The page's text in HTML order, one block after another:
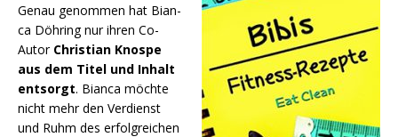
Genau genom­men hat Bian­
ca Döh­ring nur ihren Co-
Autor Chris­ti­an Knos­pe
aus dem Titel und Inhalt
ent­sorgt. Bian­ca möch­te
nicht mehr den Ver­dienst
und Ruhm des erfolg­rei­chen